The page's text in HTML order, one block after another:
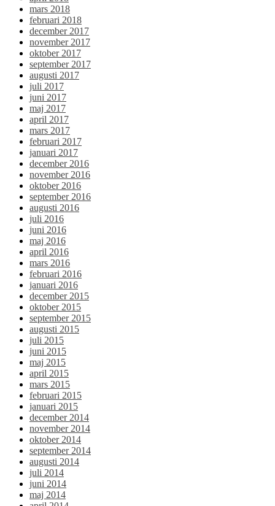
mars 2018
februari 2018
december 2017
november 2017
oktober 2017
september 2017
augusti 2017
juli 2017
juni 2017
maj 2017
april 2017
mars 2017
februari 2017
januari 2017
december 2016
november 2016
oktober 2016
september 2016
augusti 2016
juli 2016
juni 2016
maj 2016
april 2016
mars 2016
februari 2016
januari 2016
december 2015
oktober 2015
september 2015
augusti 2015
juli 2015
juni 2015
maj 2015
april 2015
mars 2015
februari 2015
januari 2015
december 2014
november 2014
oktober 2014
september 2014
augusti 2014
juli 2014
juni 2014
maj 2014